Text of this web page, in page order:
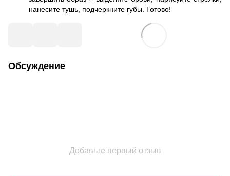
нанесите тушь, подчеркните губы. Готово!
Обсуждение
Добавьте первый отзыв